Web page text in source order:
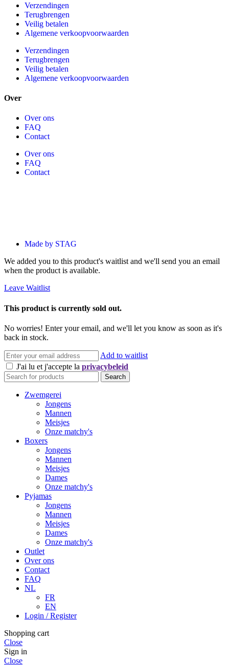
Verzendingen
Terugbrengen
Veilig betalen
Algemene verkoopvoorwaarden
Verzendingen
Terugbrengen
Veilig betalen
Algemene verkoopvoorwaarden
Over
Over ons
FAQ
Contact
Over ons
FAQ
Contact
Made by STAG
We added you to this product's waitlist and we'll send you an email
when the product is available.
Leave Waitlist
This product is currently sold out.
No worries! Enter your email, and we'll let you know as soon as it's
back in stock.
Add to waitlist
J'ai lu et j'accepte la privacybeleid
Search
Zwemgerei
Jongens
Mannen
Meisjes
Onze matchy's
Boxers
Jongens
Mannen
Meisjes
Dames
Onze matchy's
Pyjamas
Jongens
Mannen
Meisjes
Dames
Onze matchy's
Outlet
Over ons
Contact
FAQ
NL
FR
EN
Login / Register
Shopping cart
Close
Sign in
Close